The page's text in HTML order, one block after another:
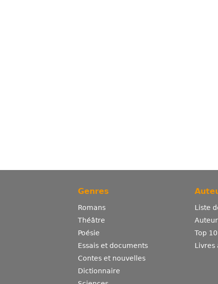
Genres
Romans
Théâtre
Poésie
Essais et documents
Contes et nouvelles
Dictionnaire
Liste
Top
Livres